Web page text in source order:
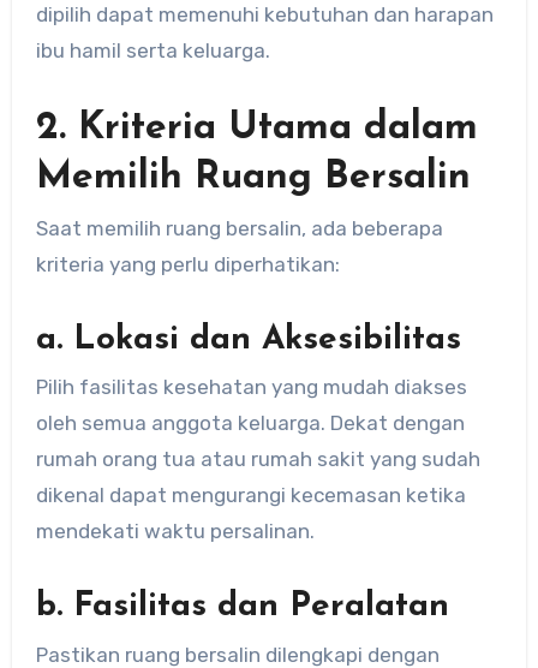
dipilih dapat memenuhi kebutuhan dan harapan
ibu hamil serta keluarga.
2. Kriteria Utama dalam
Memilih Ruang Bersalin
Saat memilih ruang bersalin, ada beberapa
kriteria yang perlu diperhatikan:
a. Lokasi dan Aksesibilitas
Pilih fasilitas kesehatan yang mudah diakses
oleh semua anggota keluarga. Dekat dengan
rumah orang tua atau rumah sakit yang sudah
dikenal dapat mengurangi kecemasan ketika
mendekati waktu persalinan.
b. Fasilitas dan Peralatan
Pastikan ruang bersalin dilengkapi dengan